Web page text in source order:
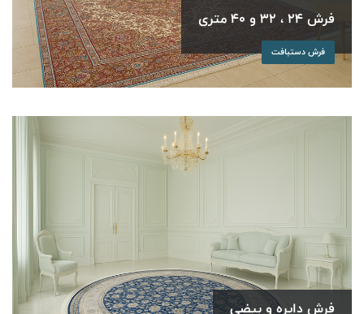
فرش 24 ، 32 و 40 متری
فرش دستبافت
فرش دایره و بیضی